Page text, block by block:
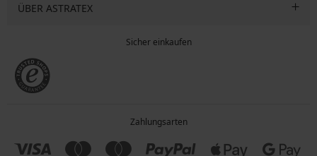
ÜBER ASTRATEX
Sicher einkaufen
Zahlungsarten